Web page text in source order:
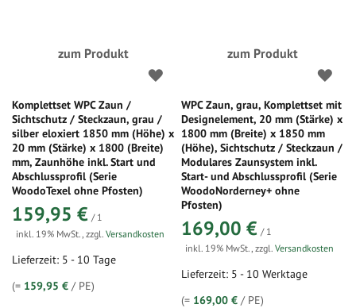
zum Produkt
Komplettset WPC Zaun /
Sichtschutz / Steckzaun, grau /
silber eloxiert 1850 mm (Höhe) x
20 mm (Stärke) x 1800 (Breite)
mm, Zaunhöhe inkl. Start und
Abschlussprofil (Serie
WoodoTexel ohne Pfosten)
159,95 € / 1
inkl. 19% MwSt., zzgl. Versandkosten
Lieferzeit: 5 - 10 Tage
(= 159,95 € / PE)
zum Produkt
WPC Zaun, grau, Komplettset mit
Designelement, 20 mm (Stärke) x
1800 mm (Breite) x 1850 mm
(Höhe), Sichtschutz / Steckzaun /
Modulares Zaunsystem inkl.
Start- und Abschlussprofil (Serie
WoodoNorderney+ ohne
Pfosten)
169,00 € / 1
inkl. 19% MwSt.,zzgl.Versandkosten
Lieferzeit: 5 - 10 Werktage
(= 169,00 € / PE)